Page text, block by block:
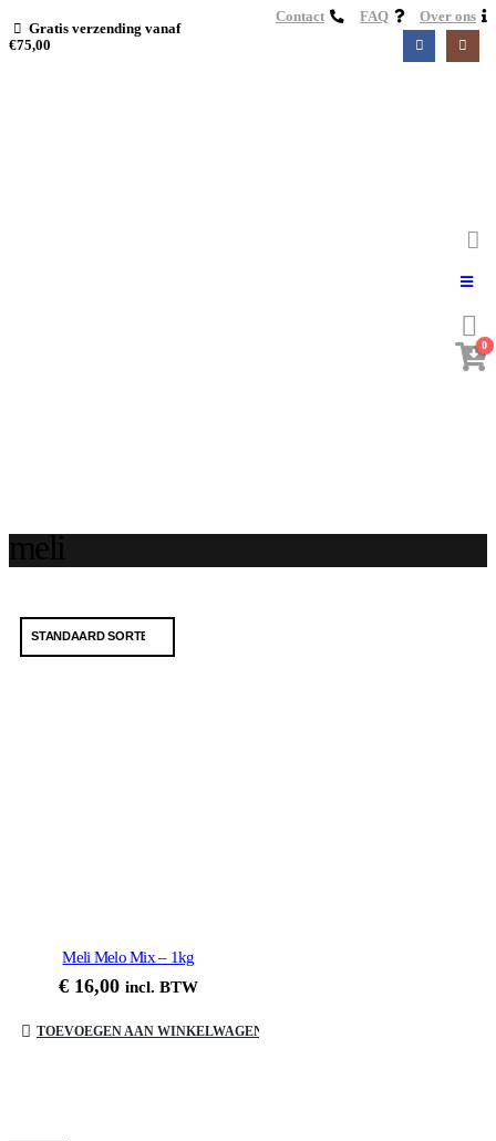
Gratis verzending vanaf
€75,00
Contact FAQ Over ons
0
meli
Meli Melo Mix – 1kg
€ 16,00 incl. BTW
TOEVOEGEN AAN WINKELWAGEN